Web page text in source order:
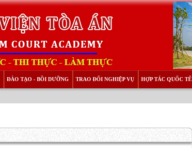
ĐÀO TẠO - BỒI DƯỠNG TRAO ĐỔI NGHIỆP VỤ HỢP TÁC QUỐC TẾ